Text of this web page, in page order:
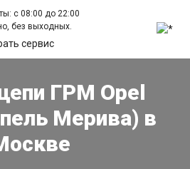
с 08:00 до 22:00
без выходных.
сервис
ГРМ Opel
Мерива) в